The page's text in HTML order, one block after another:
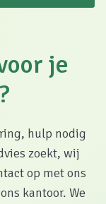
je
hulp nodig
zoekt, wij
op met ons
kantoor. We